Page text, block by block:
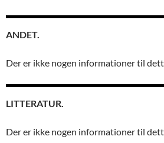
ANDET.
Der er ikke nogen informationer til
LITTERATUR.
Der er ikke nogen informationer til